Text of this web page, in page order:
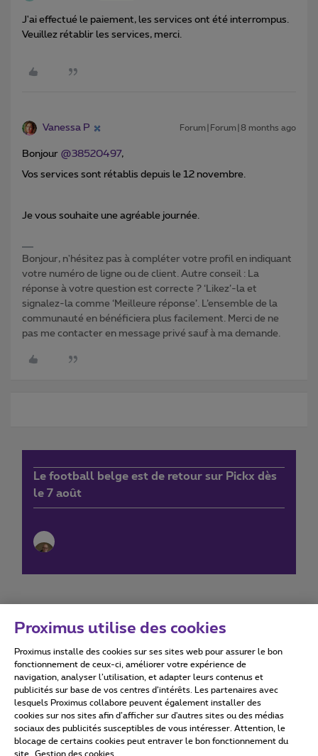
J'ai effectué le paiement, les services ont été interrompus.
Veuillez rétablir les services, merci.
Vanessa P Forum|Forum|8 months ago
Bonjour ​ @38520497,
Vos services sont rétablis depuis le 12 novembre.
Je vous souhaite une agréable journée.
Bonjour, n'hésitez pas à compléter votre profil en indiquant
votre numéro de ligne ou de client. Autre conseil : La
réponse à votre question est correcte ? ‘Likez’-la et
signalez-la comme ‘Meilleure réponse’. L’ensemble de la
communauté en bénéficiera plus facilement. Merci de ne
pas me contacter en message privé sauf à ma demande.
Le football belge est de retour sur Pickx dès
le 7 août
Conditions d'utilisation Accessibility statement
Tous droits réservés. © 2026 Proximus
Proximus utilise des cookies
Proximus installe des cookies sur ses sites web pour assurer le bon
fonctionnement de ceux-ci, améliorer votre expérience de
navigation, analyser l’utilisation, et adapter leurs contenus et
publicités sur base de vos centres d’intérêts. Les partenaires avec
lesquels Proximus collabore peuvent également installer des
cookies sur nos sites afin d’afficher sur d'autres sites ou des médias
sociaux des publicités susceptibles de vous intéresser. Attention, le
blocage de certains cookies peut entraver le bon fonctionnement du
site.
Gestion des cookies